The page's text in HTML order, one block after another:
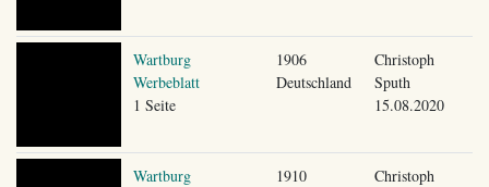
Wartburg
Werbeblatt
1 Seite
1906
Deutschland
Christoph
Sputh
15.08.2020
Wartburg
1910
Christoph